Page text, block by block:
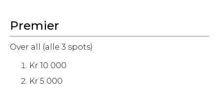
Premier
Over all (alle 3 spots)
Kr 10 000
Kr 5 000